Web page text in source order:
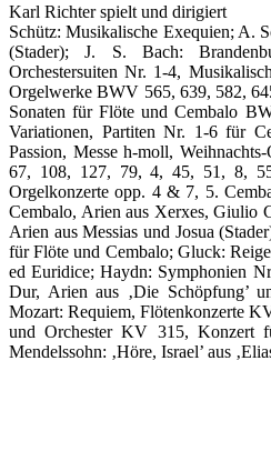
Karl Richter spielt und dirigiert
Schütz: Musikalische Exequien; A.
(Stader); J. S. Bach:
Orchestersuiten Nr. 1-4,
Orgelwerke BWV 565, 639, 582,
Sonaten für Flöte und Cembalo
Variationen, Partiten Nr. 1-6 für
Passion, Messe h-moll,
67, 108, 127, 79, 4, 45, 51, 8,
Orgelkonzerte opp. 4 & 7, 5.
Cembalo, Arien aus Xerxes, Giulio
Arien aus Messias und Josua
für Flöte und Cembalo; Gluck:
ed Euridice; Haydn: Symphonien
Dur, Arien aus ‚Die Schöpfung’
Mozart: Requiem, Flötenkonzerte
und Orchester KV 315, Konzert
Mendelssohn: ‚Höre, Israel’ aus